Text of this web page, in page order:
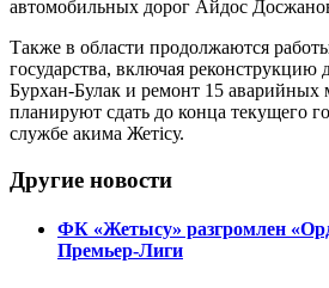
автомобильных дорог Айдос
Также в области продолжаются
государства, включая реконструкцию
Бурхан-Булак и ремонт 15 аварийных
планируют сдать до конца текущего
службе акима Жетісу.
Другие новости
ФК «Жетысу» разгромлен
Премьер-Лиги